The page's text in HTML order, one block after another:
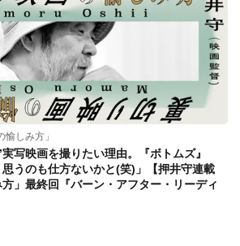
しみ方」
写映画を撮りたい理由。『ボトムズ』
うのも仕方ないかと(笑)」【押井守連載
方」最終回『バーン・アフター・リーディ